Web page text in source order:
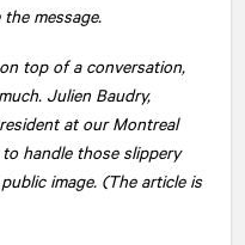
message.
top of a conversation,
Julien Baudry,
at our Montreal
handle those slippery
image. (The article is